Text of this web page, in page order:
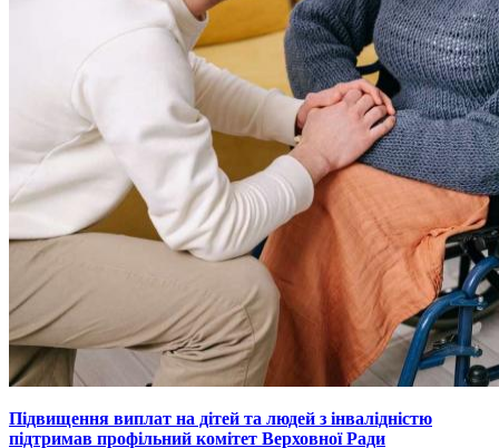
Підвищення виплат на дітей та людей з інвалідністю
підтримав профільний комітет Верховної Ради